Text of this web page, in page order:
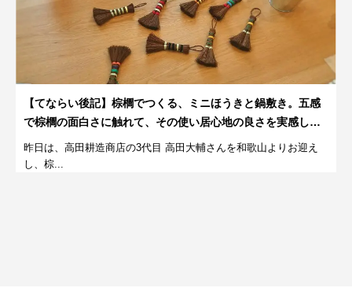
【てならい後記】棕櫚でつくる、ミニほうきと鍋敷き。五感
で棕櫚の面白さに触れて、その使い居心地の良さを実感して
みる体験。
昨日は、高田耕造商店の3代目 高田大輔さんを和歌山よりお迎え
し、棕...